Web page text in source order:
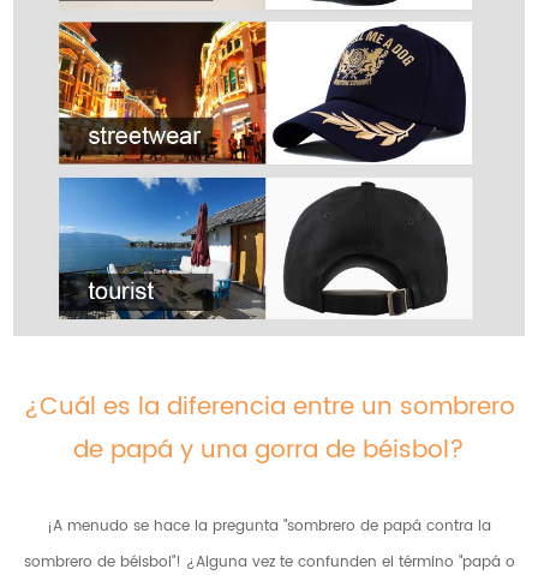
¿Cuál es la diferencia entre un sombrero
de papá y una gorra de béisbol?
¡A menudo se hace la pregunta "sombrero de papá contra la
sombrero de béisbol"! ¿Alguna vez te confunden el término "papá o